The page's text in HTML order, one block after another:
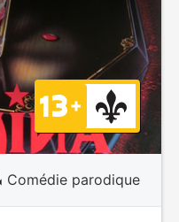
Comédie parodique